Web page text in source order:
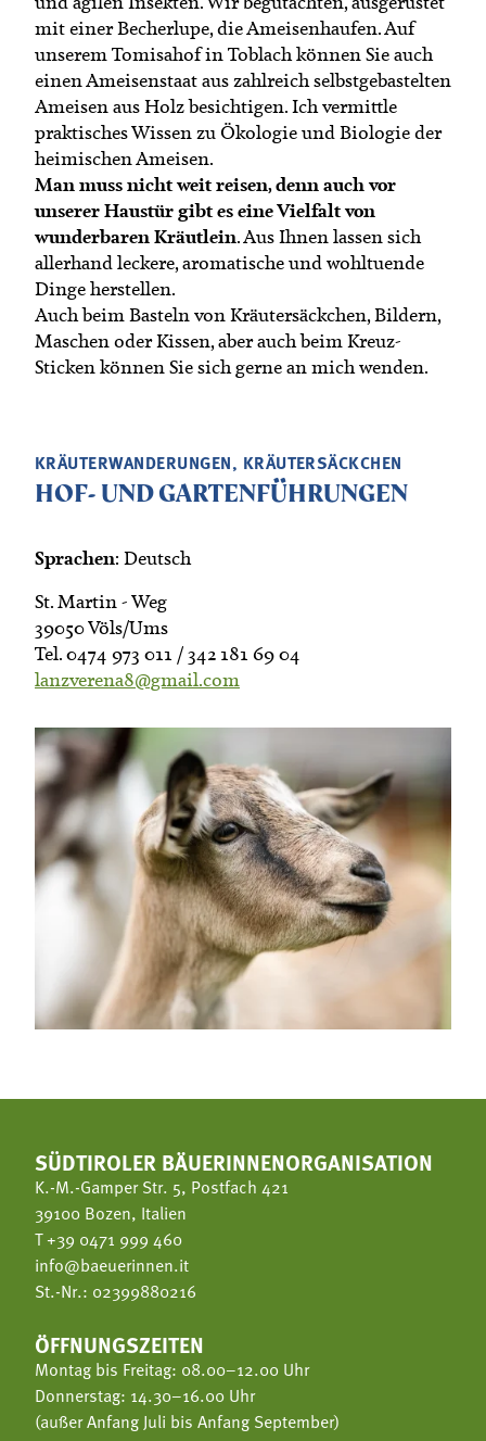
Mitgliedschaft
Landessekretariat
Bäuerliche Buffets
Hofgeschichten
mit einer Becherlupe, die Ameisenhaufen. Auf
unserem Tomisahof in Toblach können Sie auch
einen Ameisenstaat aus zahlreich selbstgebastelten
Ameisen aus Holz besichtigen. Ich vermittle
praktisches Wissen zu Ökologie und Biologie der
heimischen Ameisen.
Man muss nicht weit reisen, denn auch vor
unserer Haustür gibt es eine Vielfalt von
wunderbaren Kräutlein. Aus Ihnen lassen sich
allerhand leckere, aromatische und wohltuende
Dinge herstellen.
Auch beim Basteln von Kräutersäckchen, Bildern,
Maschen oder Kissen, aber auch beim Kreuz-
Sticken können Sie sich gerne an mich wenden.
KRÄUTERWANDERUNGEN, KRÄUTERSÄCKCHEN
HOF- UND GARTENFÜHRUNGEN
Sprachen: Deutsch
St. Martin - Weg
39050 Völs/Ums
Tel. 0474 973 011 / 342 181 69 04
lanzverena8@gmail.com
SÜDTIROLER BÄUERINNENORGANISATION
K.-M.-Gamper Str. 5, Postfach 421
39100 Bozen, Italien
T+39 0471 999 460
info@baeuerinnen.it
St.-Nr.: 02399880216
ÖFFNUNGSZEITEN
Montag bis Freitag: 08.00–12.00 Uhr
Donnerstag: 14.30–16.00 Uhr
(außer Anfang Juli bis Anfang September)